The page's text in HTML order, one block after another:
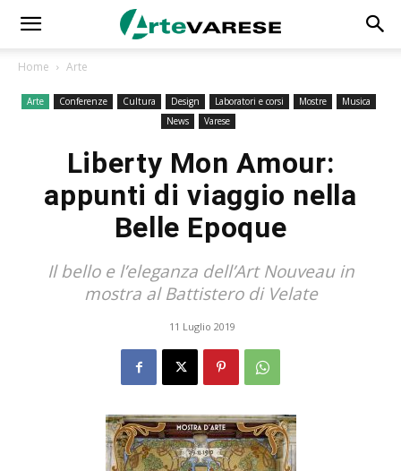
Home Arte
Arte Conferenze Cultura Design Laboratori e corsi Mostre
Musica
News
Varese
Liberty Mon Amour:
appunti di viaggio nella
Belle Epoque
Il bello e l’eleganza dell’Art Nouveau in
mostra al Battistero di Velate
11 Luglio 2019